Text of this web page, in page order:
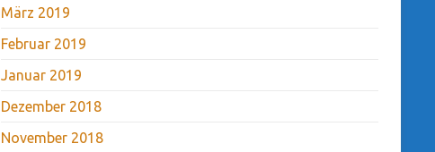
März 2019
Februar 2019
Januar 2019
Dezember 2018
November 2018